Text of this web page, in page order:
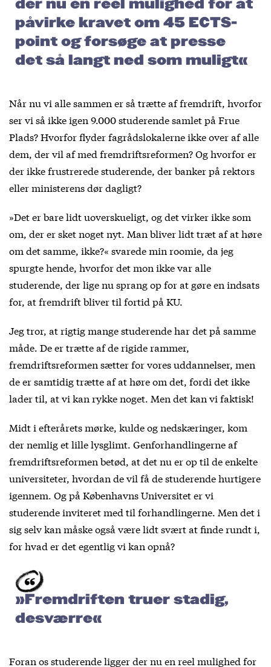
der nu en reel mulighed for at
påvirke kravet om 45 ECTS-
point og forsøge at presse
det så langt ned som muligt«
Når nu vi alle sammen er så trætte af fremdrift, hvorfor
ser vi så ikke igen 9.000 studerende samlet på Frue
Plads? Hvorfor flyder fagrådslokalerne ikke over af alle
dem, der vil af med fremdriftsreformen? Og hvorfor er
der ikke frustrerede studerende, der banker på rektors
eller ministerens dør dagligt?
»Det er bare lidt uoverskueligt, og det virker ikke som
om, der er sket noget nyt. Man bliver lidt træt af at høre
om det samme, ikke?« svarede min roomie, da jeg
spurgte hende, hvorfor det mon ikke var alle
studerende, der lige nu sprang op for at gøre en indsats
for, at fremdrift bliver til fortid på KU.
Jeg tror, at rigtig mange studerende har det på samme
måde. De er trætte af de rigide rammer,
fremdriftsreformen sætter for vores uddannelser, men
de er samtidig trætte af at høre om det, fordi det ikke
lader til, at vi kan rykke noget. Men det kan vi faktisk!
Midt i efterårets mørke, kulde og nedskæringer, kom
der nemlig et lille lysglimt. Genforhandlingerne af
fremdriftsreformen betød, at det nu er op til de enkelte
universiteter, hvordan de vil få de studerende hurtigere
igennem. Og på Københavns Universitet er vi
studerende inviteret med til forhandlingerne. Men det i
sig selv kan måske også være lidt svært at finde rundt i,
for hvad er det egentlig vi kan opnå?
»Fremdriften truer stadig,
desværre«
Foran os studerende ligger der nu en reel mulighed for